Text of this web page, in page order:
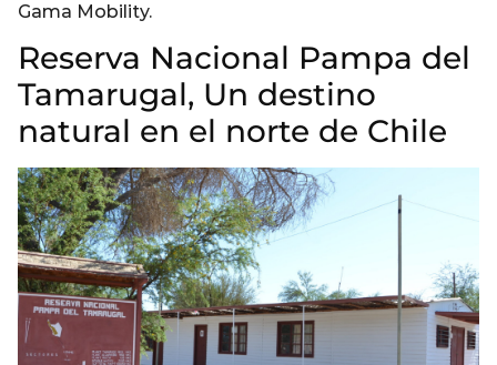
Gama Mobility.
Reserva Nacional Pampa del
Tamarugal, Un destino
natural en el norte de Chile